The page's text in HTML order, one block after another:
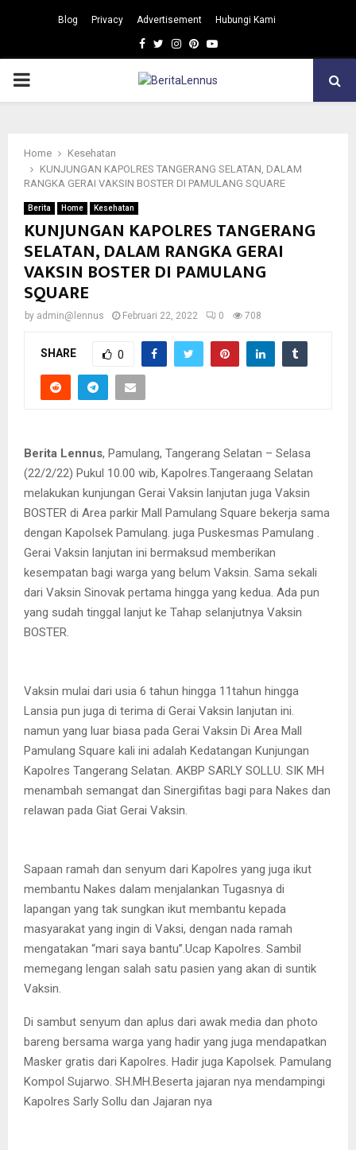
Blog Privacy Advertisement Hubungi Kami
Facebook
TwitterInstagram
Pinterest
Youtube
PRIMARY
Home
Kesehatan
KUNJUNGAN KAPOLRES TANGERANG SELATAN, DALAM
RANGKA GERAI VAKSIN BOSTER DI PAMULANG SQUARE
Berita Home Kesehatan
KUNJUNGAN KAPOLRES TANGERANG
SELATAN, DALAM RANGKA GERAI
VAKSIN BOSTER DI PAMULANG
SQUARE
by admin@lennus Februari 22, 2022 0 708
SHARE 0
Berita Lennus, Pamulang, Tangerang Selatan – Selasa
(22/2/22) Pukul 10.00 wib, Kapolres.Tangeraang Selatan
melakukan kunjungan Gerai Vaksin lanjutan juga Vaksin
BOSTER di Area parkir Mall Pamulang Square bekerja sama
dengan Kapolsek Pamulang. juga Puskesmas Pamulang .
Gerai Vaksin lanjutan ini bermaksud memberikan
kesempatan bagi warga yang belum Vaksin. Sama sekali
dari Vaksin Sinovak pertama hingga yang kedua. Ada pun
yang sudah tinggal lanjut ke Tahap selanjutnya Vaksin
BOSTER.
Vaksin mulai dari usia 6 tahun hingga 11tahun hingga
Lansia pun juga di terima di Gerai Vaksin lanjutan ini.
namun yang luar biasa pada Gerai Vaksin Di Area Mall
Pamulang Square kali ini adalah Kedatangan Kunjungan
Kapolres Tangerang Selatan. AKBP SARLY SOLLU. SIK MH
menambah semangat dan Sinergifitas bagi para Nakes dan
relawan pada Giat Gerai Vaksin.
Sapaan ramah dan senyum dari Kapolres yang juga ikut
membantu Nakes dalam menjalankan Tugasnya di
lapangan yang tak sungkan ikut membantu kepada
masyarakat yang ingin di Vaksi, dengan nada ramah
mengatakan “mari saya bantu”.Ucap Kapolres. Sambil
memegang lengan salah satu pasien yang akan di suntik
Vaksin.
Di sambut senyum dan aplus dari awak media dan photo
bareng bersama warga yang hadir yang juga mendapatkan
Masker gratis dari Kapolres. Hadir juga Kapolsek. Pamulang
Kompol Sujarwo. SH.MH.Beserta jajaran nya mendampingi
Kapolres Sarly Sollu dan Jajaran nya